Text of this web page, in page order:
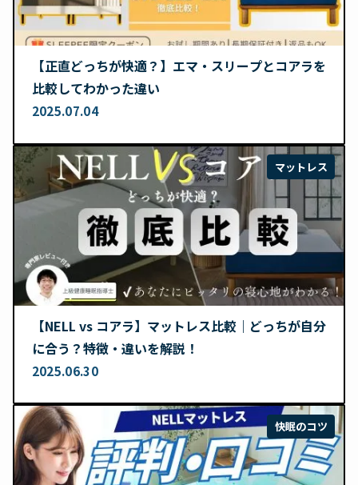
【正直どっちが快適？】エマ・スリープとコアラを
比較してわかった違い
2025.07.04
マットレス
【NELL vs コアラ】マットレス比較｜どっちが自分
に合う？特徴・違いを解説！
2025.06.30
快眠のコツ